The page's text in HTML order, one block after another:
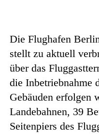
Die Flughafen
stellt zu aktuell
über das
die Inbetriebnahme
Gebäuden erfolgen
Landebahnen, 39
Seitenpiers des